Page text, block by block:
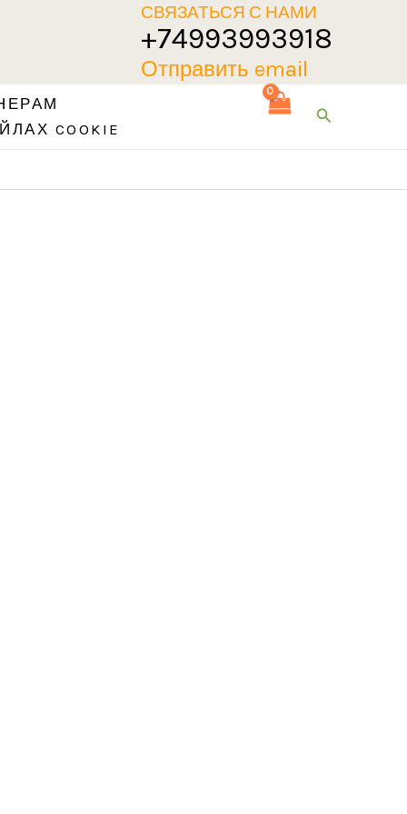
СВЯЗАТЬСЯ С НАМИ
+74993993918
Отправить email
COOKIE
Поиск